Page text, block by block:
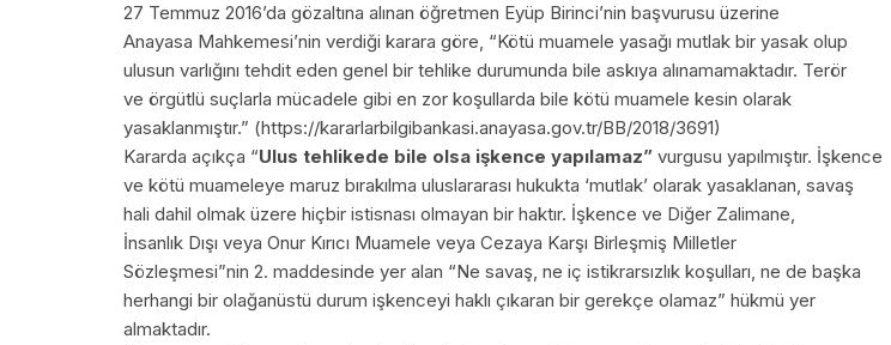
27 Temmuz 2016’da gözaltına alınan öğretmen Eyüp Birinci’nin başvurusu üzerine
Anayasa Mahkemesi’nin verdiği karara göre, “Kötü muamele yasağı mutlak bir yasak olup
ulusun varlığını tehdit eden genel bir tehlike durumunda bile askıya alınamamaktadır. Terör
ve örgütlü suçlarla mücadele gibi en zor koşullarda bile kötü muamele kesin olarak
yasaklanmıştır.” (https://kararlarbilgibankasi.anayasa.gov.tr/BB/2018/3691)
Kararda açıkça “Ulus tehlikede bile olsa işkence yapılamaz” vurgusu yapılmıştır. İşkence
ve kötü muameleye maruz bırakılma uluslararası hukukta ‘mutlak’ olarak yasaklanan, savaş
hali dahil olmak üzere hiçbir istisnası olmayan bir haktır. İşkence ve Diğer Zalimane,
İnsanlık Dışı veya Onur Kırıcı Muamele veya Cezaya Karşı Birleşmiş Milletler
Sözleşmesi”nin 2. maddesinde yer alan “Ne savaş, ne iç istikrarsızlık koşulları, ne de başka
herhangi bir olağanüstü durum işkenceyi haklı çıkaran bir gerekçe olamaz” hükmü yer
almaktadır.